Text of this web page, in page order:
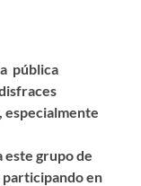
pública
especialmente
este grupo de
en